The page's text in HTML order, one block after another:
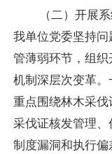
（二）开展
我单位党委坚持
管薄弱环节，组
机制深层次变革。
重点围绕林木采伐
采伐证核发管理
制度漏洞和执行